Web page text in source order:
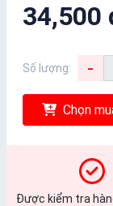
34,500
Số lượng: -
Chọn
Được kiểm tra